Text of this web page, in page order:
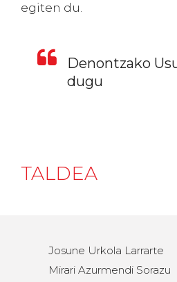
egiten du.
Denontzako
dugu
TALDEA
Josune Urkola Larrarte
Mirari Azurmendi Sorazu